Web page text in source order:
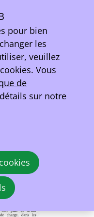
: la Belgique
et se classe
pour bien
les
veuillez
Vous
de
sur notre